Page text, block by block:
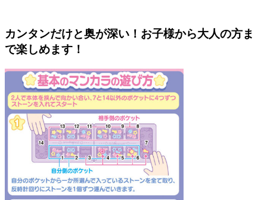
カンタンだけと奥が深い！お子様から大人の方ま
で楽しめます！